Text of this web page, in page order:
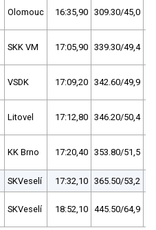
Olomouc 16:35,90 309.30/45,0
SKK VM 17:05,90 339.30/49,4
VSDK 17:09,20 342.60/49,9
Litovel 17:12,80 346.20/50,4
KK Brno 17:20,40 353.80/51,5
SKVeselí 17:32,10 365.50/53,2
SKVeselí 18:52,10 445.50/64,9